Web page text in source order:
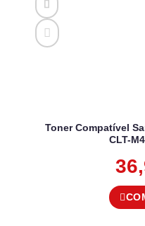
Toner Compatível
CLT-